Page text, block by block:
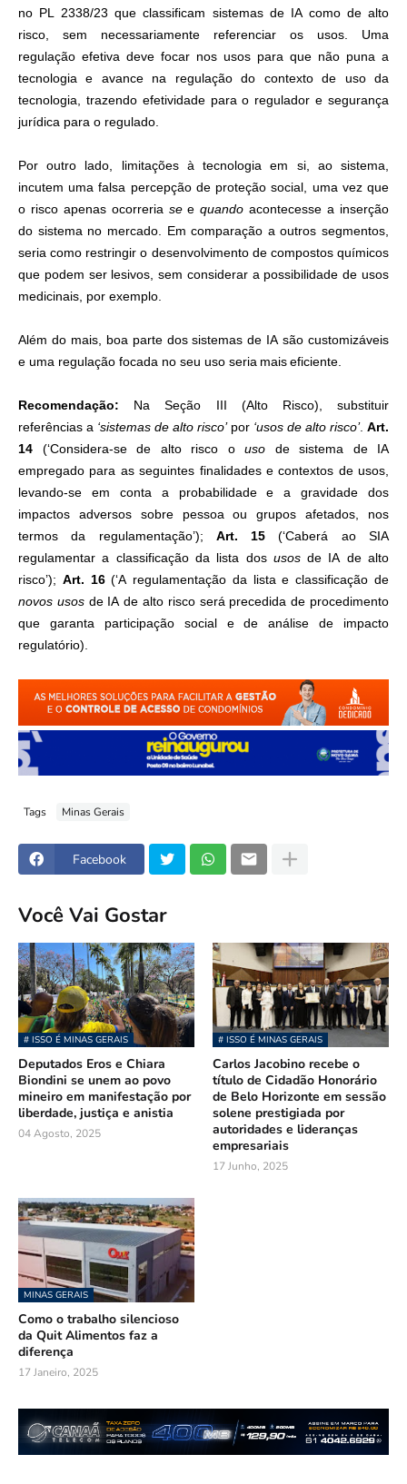
no PL 2338/23 que classificam sistemas de IA como de alto
risco, sem necessariamente referenciar os usos. Uma
regulação efetiva deve focar nos usos para que não puna a
tecnologia e avance na regulação do contexto de uso da
tecnologia, trazendo efetividade para o regulador e segurança
jurídica para o regulado.
Por outro lado, limitações à tecnologia em si, ao sistema,
incutem uma falsa percepção de proteção social, uma vez que
o risco apenas ocorreria seequando acontecesse a inserção
do sistema no mercado. Em comparação a outros segmentos,
seria como restringir o desenvolvimento de compostos químicos
que podem ser lesivos, sem considerar a possibilidade de usos
medicinais, por exemplo.
Além do mais, boa parte dos sistemas de IA são customizáveis
e uma regulação focada no seu uso seria mais eficiente.
Recomendação: Na Seção III (Alto Risco), substituir
referências a ‘sistemas de alto risco’por ‘usos de alto risco’. Art.
14 (‘Considera-se de alto risco o uso de sistema de IA
empregado para as seguintes finalidades e contextos de usos,
levando-se em conta a probabilidade e a gravidade dos
impactos adversos sobre pessoa ou grupos afetados, nos
termos da regulamentação’); Art. 15 (‘Caberá ao SIA
regulamentar a classificação da lista dos usosde IA de alto
risco’); Art. 16(‘A regulamentação da lista e classificação de
novos usosde IA de alto risco será precedida de procedimento
que garanta participação social e de análise de impacto
regulatório).
Tags Minas Gerais
Facebook
Você Vai Gostar
# ISSO É MINAS GERAIS
Deputados Eros e Chiara
Biondini se unem ao povo
mineiro em manifestação por
liberdade, justiça e anistia
04 Agosto, 2025
# ISSO É MINAS GERAIS
Carlos Jacobino recebe o
título de Cidadão Honorário
de Belo Horizonte em sessão
solene prestigiada por
autoridades e lideranças
empresariais
17 Junho, 2025
MINAS GERAIS
Como o trabalho silencioso
da Quit Alimentos faz a
diferença
17 Janeiro, 2025